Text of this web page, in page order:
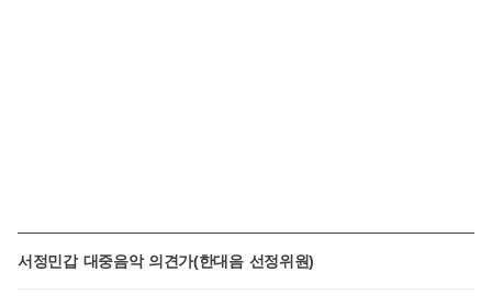
서정민갑 대중음악 의견가(한대음 선정위원)